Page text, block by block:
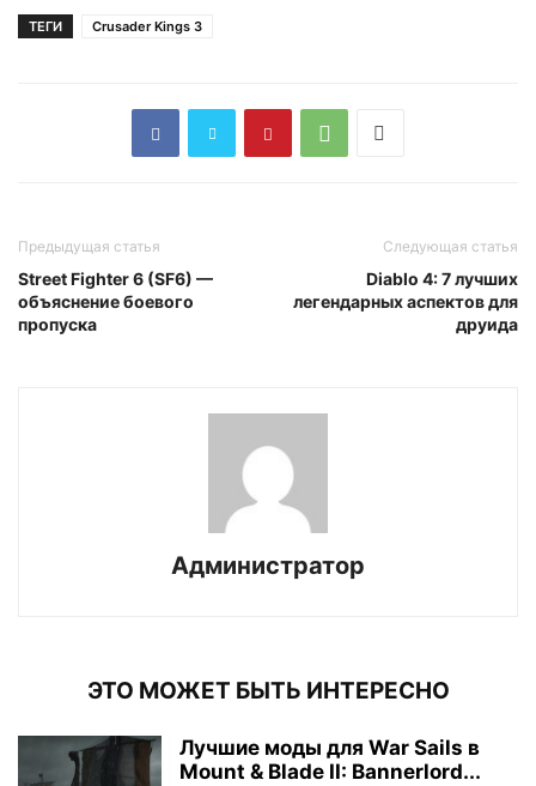
ТЕГИ Crusader Kings 3
Предыдущая статья
Street Fighter 6 (SF6) —
объяснение боевого
пропуска
Следующая статья
Diablo 4: 7 лучших
легендарных аспектов для
друида
Администратор
ЭТО МОЖЕТ БЫТЬ ИНТЕРЕСНО
Лучшие моды для War Sails в
Mount & Blade II: Bannerlord...